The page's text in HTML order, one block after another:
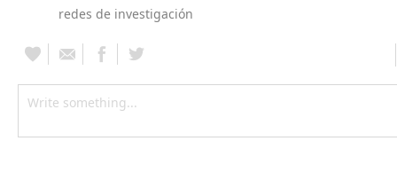
redes de investigación